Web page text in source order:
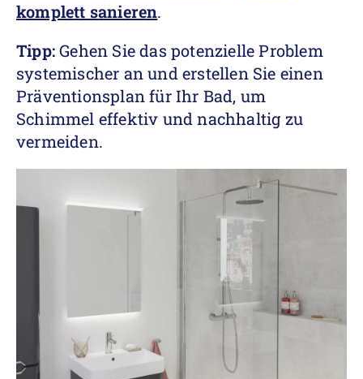
komplett sanieren.
Tipp:Gehen Sie das potenzielle Problem
systemischer an und erstellen Sie einen
Präventionsplan für Ihr Bad, um
Schimmel effektiv und nachhaltig zu
vermeiden.